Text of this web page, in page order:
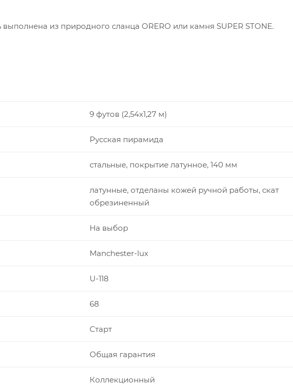
из природного сланца ORERO или камня SUPER STONE.
9 футов (2,54x1,27 м)
Русская пирамида
стальные, покрытие латунное, 140 мм
латунные, отделаны кожей ручной работы, скат
обрезиненный
На выбор
Manchester-lux
U-118
68
Старт
Общая гарантия
Коллекционный